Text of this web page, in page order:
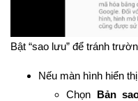
Bật “sao lưu” để tránh
Nếu màn hình hiển
Chọn Bản